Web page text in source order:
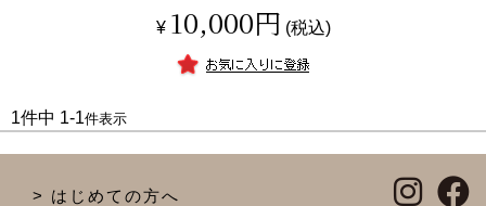
¥ 10,000 税込
1件中 1-1件表示
はじめての方へ